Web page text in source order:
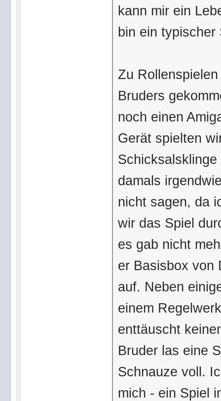
kann mir ein
bin ein typischer
Zu
Bruders
noch einen
Gerät spielten
damals
nicht sagen, da
wir das Spiel
es gab nicht
er Basisbox von
auf. Neben
einem
enttäuscht
Bruder las eine
Schnauze voll.
mich - ein Spiel